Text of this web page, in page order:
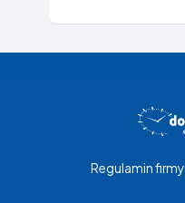
Regulamin firmy